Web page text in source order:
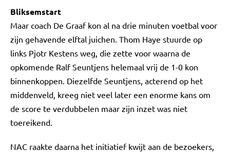
Bliksemstart
Maar coach De Graaf kon al na drie minuten voetbal voor
zijn gehavende elftal juichen. Thom Haye stuurde op
links Pjotr Kestens weg, die zette voor waarna de
opkomende Ralf Seuntjens helemaal vrij de 1-0 kon
binnenkoppen. Diezelfde Seuntjens, acterend op het
middenveld, kreeg niet veel later een enorme kans om
de score te verdubbelen maar zijn inzet was niet
toereikend.
NAC raakte daarna het initiatief kwijt aan de bezoekers,